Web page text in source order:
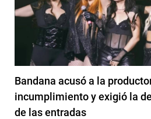
Bandana acusó a la
incumplimiento y exigió la
de las entradas